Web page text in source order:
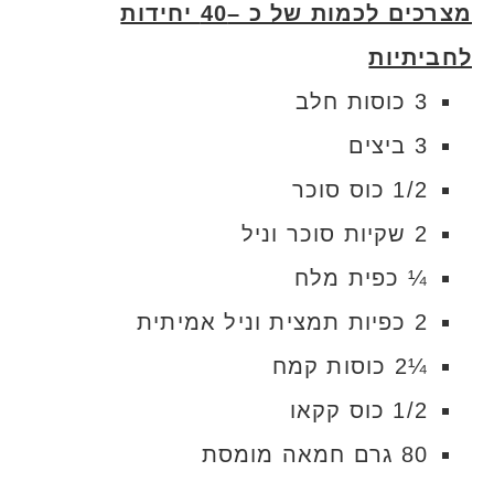
מצרכים לכמות של כ –40 יחידות
לחביתיות
3 כוסות חלב
3 ביצים
1/2 כוס סוכר
2 שקיות סוכר וניל
¼ כפית מלח
2 כפיות תמצית וניל אמיתית
¼2 כוסות קמח
1/2 כוס קקאו
80 גרם חמאה מומסת